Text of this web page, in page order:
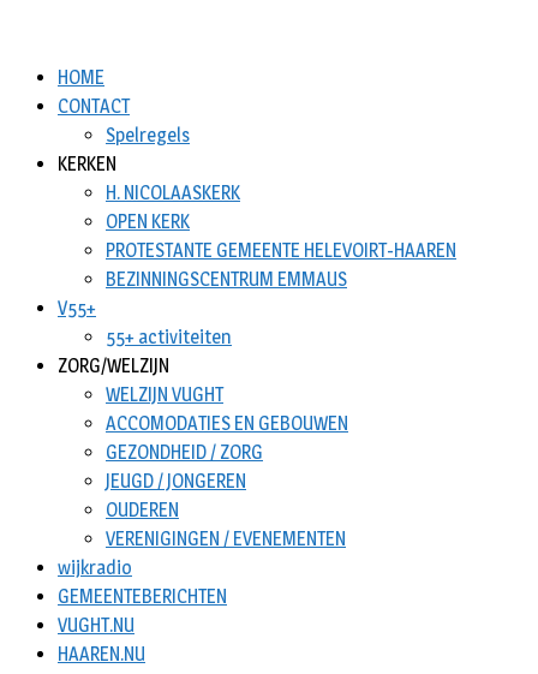
HOME
CONTACT
Spelregels
KERKEN
H. NICOLAASKERK
OPEN KERK
PROTESTANTE GEMEENTE HELEVOIRT-HAAREN
BEZINNINGSCENTRUM EMMAUS
V55+
55+ activiteiten
ZORG/WELZIJN
WELZIJN VUGHT
ACCOMODATIES EN GEBOUWEN
GEZONDHEID / ZORG
JEUGD / JONGEREN
OUDEREN
VERENIGINGEN / EVENEMENTEN
wijkradio
GEMEENTEBERICHTEN
VUGHT.NU
HAAREN.NU